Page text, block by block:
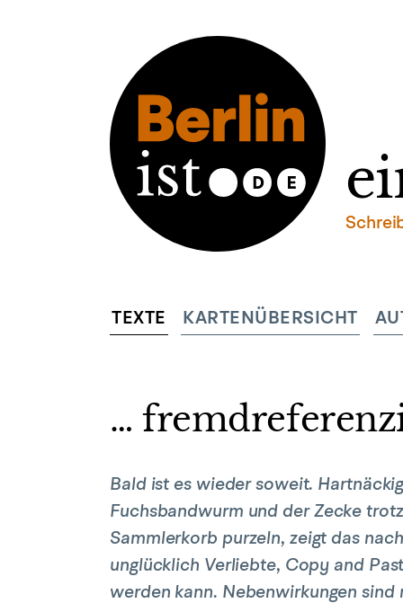
TEXTE KARTENÜBERSICHT
…
Bald ist es wieder soweit.
Fuchsbandwurm und der Zecke
Sammlerkorb purzeln, zeigt das
unglücklich Verliebte, Copy and
werden kann. Nebenwirkungen sind